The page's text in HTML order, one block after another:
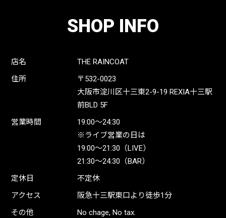
SHOP INFO
店名
THE RAINCOAT
住所
〒532-0023
大阪市淀川区十三東2-9-19 REXIA十三駅
前BLD 5F
営業時間
19:00〜24:30
※ライブ営業の日は
19:00〜21:30（LIVE）
21:30〜24:30（BAR）
定休日
不定休
アクセス
阪急十三駅東口より徒歩1分
その他
No chage, No tax.